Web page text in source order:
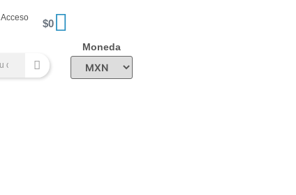
Acceso $0
Moneda